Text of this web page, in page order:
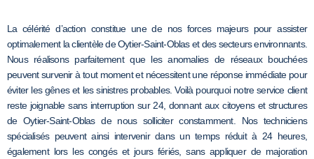
La célérité d’action constitue une de nos forces majeurs pour assister
optimalement la clientèle de Oytier-Saint-Oblas et des secteurs environnants.
Nous réalisons parfaitement que les anomalies de réseaux bouchées
peuvent survenir à tout moment et nécessitent une réponse immédiate pour
éviter les gênes et les sinistres probables. Voilà pourquoi notre service client
reste joignable sans interruption sur 24, donnant aux citoyens et structures
de Oytier-Saint-Oblas de nous solliciter constamment. Nos techniciens
spécialisés peuvent ainsi intervenir dans un temps réduit à 24 heures,
également lors les congés et jours fériés, sans appliquer de majoration